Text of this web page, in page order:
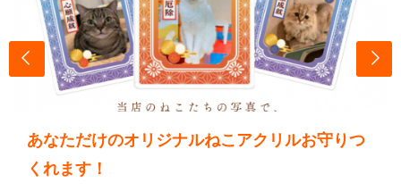
あなただけのオリジナルねこアクリルお守りつ
くれます！